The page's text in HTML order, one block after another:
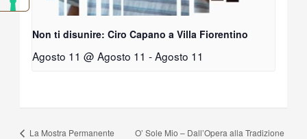
Non ti disunire: Ciro Capano a Villa Fiorentino
Agosto 11 @ Agosto 11 -Agosto 11
La Mostra Permanente
O’ Sole Mio – Dall’Opera alla Tradizione